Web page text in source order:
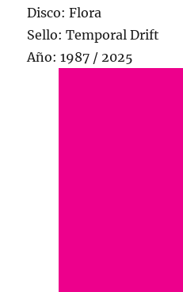
Disco: Flora
Sello: Temporal Drift
Año: 1987 / 2025